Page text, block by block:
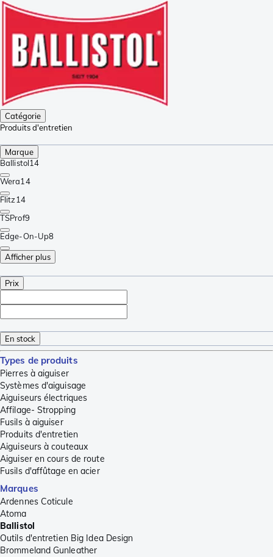
Catégorie
Produits d'entretien
Marque
Ballistol14
Wera14
Flitz14
TSProf9
Edge-On-Up8
Afficher plus
Prix
En stock
Types de produits
Pierres à aiguiser
Systèmes d'aiguisage
Aiguiseurs électriques
Affilage- Stropping
Fusils à aiguiser
Produits d'entretien
Aiguiseurs à couteaux
Aiguiser en cours de route
Fusils d'affûtage en acier
Marques
Ardennes Coticule
Atoma
Ballistol
Outils d'entretien Big Idea Design
Brommeland Gunleather